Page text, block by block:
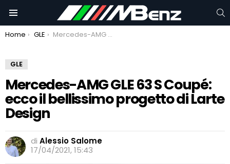
You are here:
Home GLE Mercedes-AMG GLE 63 S Coupé: ecco il bellissimo progetto di Larte Design
GLE
Mercedes-AMG GLE 63 S Coupé:
ecco il bellissimo progetto di Larte
Design
di Alessio Salome
17/04/2021, 15:43